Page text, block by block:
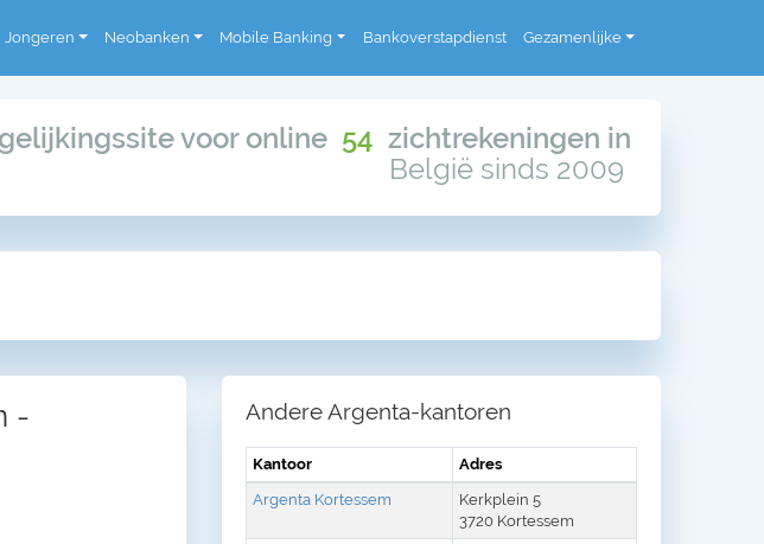
Jongeren Neobanken Mobile Banking Bankoverstapdienst Gezamenlijke
voor online 54 zichtrekeningen in
België sinds 2009
-
Andere Argenta-kantoren
Kantoor
Adres
Argenta Kortessem
Kerkplein 5
3720 Kortessem